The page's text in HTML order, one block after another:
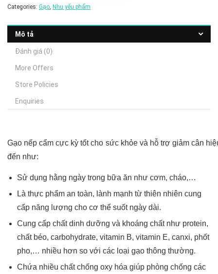
Categories: Gạo, Nhu yếu phẩm
Mô tả
Đánh giá (0)
More Offers
Store Policies
Enquiries
Gạo nếp cẩm cực kỳ tốt cho sức khỏe và hỗ trợ giảm cân
đến như:
Sử dụng hằng ngày trong bữa ăn như cơm, cháo,…
Là thực phẩm an toàn, lành mạnh từ thiên nhiên cung
cấp năng lượng cho cơ thể suốt ngày dài.
Cung cấp chất dinh dưỡng và khoáng chất như protein,
chất béo, carbohydrate, vitamin B, vitamin E, canxi, phốt
pho,… nhiều hơn so với các loại gạo thông thường.
Chứa nhiều chất chống oxy hóa giúp phòng chống các